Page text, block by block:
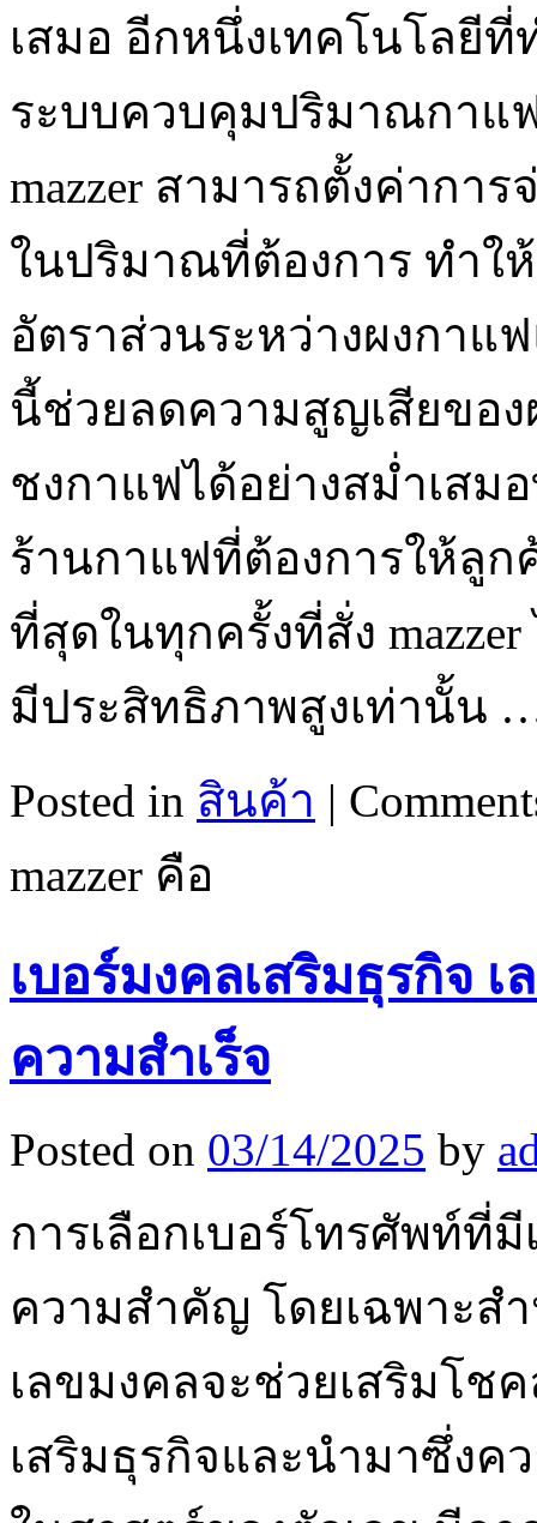
เสมอ อีกหนึ่งเทคโนโลยีที่
ระบบควบคุมปริมาณกาแ
mazzer สามารถตั้งค่ากา
ในปริมาณที่ต้องการ ทำใ
อัตราส่วนระหว่างผงกา
นี้ช่วยลดความสูญเสียขอ
ชงกาแฟได้อย่างสม่ำเสม
ร้านกาแฟที่ต้องการให้ลู
ที่สุดในทุกครั้งที่สั่ง
มีประสิทธิภาพสูงเท่านั้น
Posted in สินค้า |
mazzer คือ
เบอร์มงคลเสริมธุรกิจ
ความสำเร็จ
Posted on 03/14/2025 by
การเลือกเบอร์โทรศัพท์ที่
ความสำคัญ โดยเฉพาะส
เลขมงคลจะช่วยเสริมโช
เสริมธุรกิจและนำมาซึ่งค